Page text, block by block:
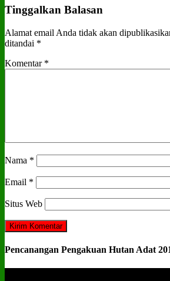
Tinggalkan Balasan
Alamat email Anda tidak akan
ditandai *
Komentar *
Nama *
Email *
Situs Web
Pencanangan Pengakuan Hutan Adat